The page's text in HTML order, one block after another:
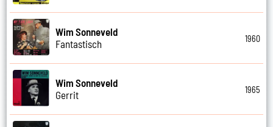
Wim Sonneveld
Fantastisch
1960
Wim Sonneveld
Gerrit
1965